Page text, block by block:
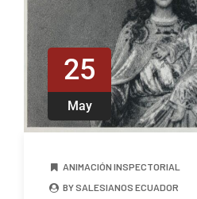
25
May
ANIMACIÓN INSPECTORIAL
BY SALESIANOS ECUADOR